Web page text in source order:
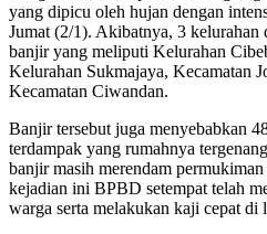
yang dipicu oleh hujan dengan
Jumat (2/1). Akibatnya, 3 kelurahan
banjir yang meliputi Kelurahan
Kelurahan Sukmajaya, Kecamatan
Kecamatan Ciwandan.
Banjir tersebut juga menyebabkan
terdampak yang rumahnya
banjir masih merendam
kejadian ini BPBD setempat telah
warga serta melakukan kaji cepat di